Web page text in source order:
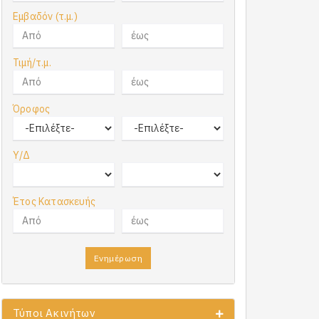
Εμβαδόν (τ.μ.)
Τιμή/τ.μ.
Όροφος
Υ/Δ
Έτος Κατασκευής
Ενημέρωση
Τύποι Ακινήτων